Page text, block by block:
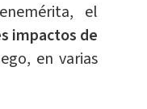
el
impactos de
en varias